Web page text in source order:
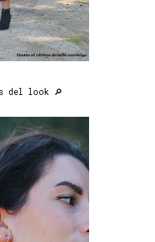
del look 🔎